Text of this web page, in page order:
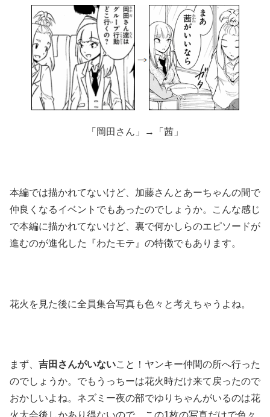
「岡田さん」→「茜」
本編では描かれてないけど、加藤さんとあーちゃんの間で
仲良くなるイベントでもあったのでしょうか。こんな感じ
で本編に描かれてないけど、裏で何かしらのエピソードが
進むのが進化した『わたモテ』の特徴でもあります。
花火を見た後に全員集合写真も色々と考えちゃうよね。
まず、 吉田さんがいないこと！ヤンキー仲間の所へ行った
のでしょうか。でもうっちーは花火時だけ来て戻ったので
おかしいよね。ネズミー夜の部でゆりちゃんがいるのは花